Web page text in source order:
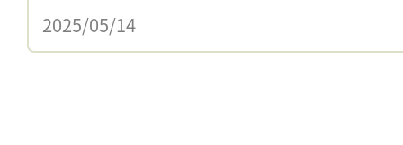
2025/05/14